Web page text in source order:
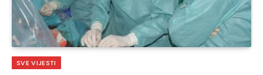
SVE VIJESTI